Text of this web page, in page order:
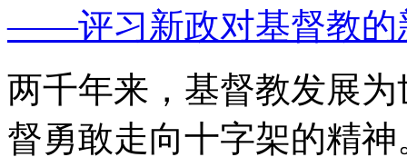
——评习新政对基督教的
两千年来，基督教发展
督勇敢走向十字架的精